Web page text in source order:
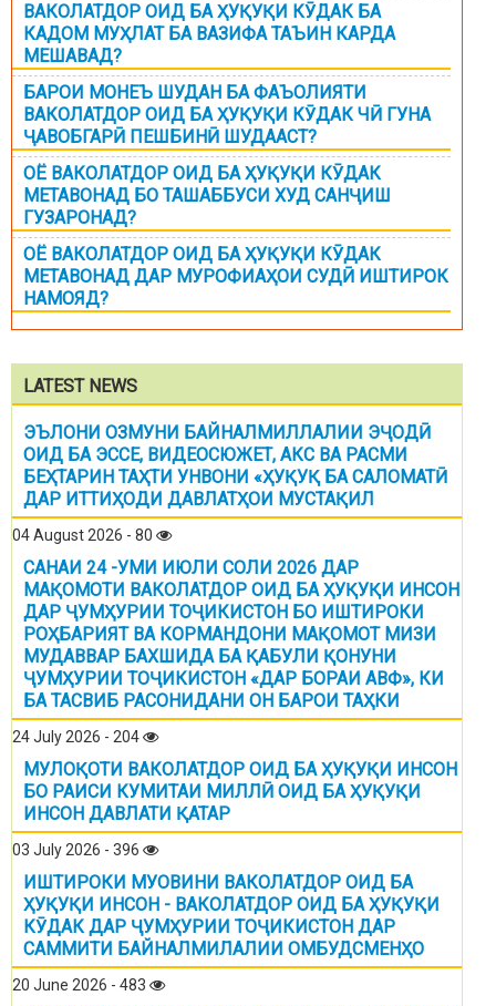
ВАКОЛАТДОР ОИД БА ҲУҚУҚИ КӮДАК БА
КАДОМ МУҲЛАТ БА ВАЗИФА ТАЪИН КАРДА
МЕШАВАД?
БАРОИ МОНЕЪ ШУДАН БА ФАЪОЛИЯТИ
ВАКОЛАТДОР ОИД БА ҲУҚУҚИ КӮДАК ЧӢ ГУНА
ҶАВОБГАРӢ ПЕШБИНӢ ШУДААСТ?
ОЁ ВАКОЛАТДОР ОИД БА ҲУҚУҚИ КӮДАК
МЕТАВОНАД БО ТАШАББУСИ ХУД САНҶИШ
ГУЗАРОНАД?
ОЁ ВАКОЛАТДОР ОИД БА ҲУҚУҚИ КӮДАК
МЕТАВОНАД ДАР МУРОФИАҲОИ СУДӢ ИШТИРОК
НАМОЯД?
LATEST NEWS
ЭЪЛОНИ ОЗМУНИ БАЙНАЛМИЛЛАЛИИ ЭҶОДӢ
ОИД БА ЭССЕ, ВИДЕОСЮЖЕТ, АКС ВА РАСМИ
БЕҲТАРИН ТАҲТИ УНВОНИ «ҲУҚУҚ БА САЛОМАТӢ
ДАР ИТТИҲОДИ ДАВЛАТҲОИ МУСТАҚИЛ
04 August 2026 - 80
САНАИ 24 -УМИ ИЮЛИ СОЛИ 2026 ДАР
МАҚОМОТИ ВАКОЛАТДОР ОИД БА ҲУҚУҚИ ИНСОН
ДАР ҶУМҲУРИИ ТОҶИКИСТОН БО ИШТИРОКИ
РОҲБАРИЯТ ВА КОРМАНДОНИ МАҚОМОТ МИЗИ
МУДАВВАР БАХШИДА БА ҚАБУЛИ ҚОНУНИ
ҶУМҲУРИИ ТОҶИКИСТОН «ДАР БОРАИ АВФ», КИ
БА ТАСВИБ РАСОНИДАНИ ОН БАРОИ ТАҲКИ
24 July 2026 - 204
МУЛОҚОТИ ВАКОЛАТДОР ОИД БА ҲУҚУҚИ ИНСОН
БО РАИСИ КУМИТАИ МИЛЛӢ ОИД БА ҲУҚУҚИ
ИНСОН ДАВЛАТИ ҚАТАР
03 July 2026 - 396
ИШТИРОКИ МУОВИНИ ВАКОЛАТДОР ОИД БА
ҲУҚУҚИ ИНСОН - ВАКОЛАТДОР ОИД БА ҲУҚУҚИ
КӮДАК ДАР ҶУМҲУРИИ ТОҶИКИСТОН ДАР
САММИТИ БАЙНАЛМИЛАЛИИ ОМБУДСМЕНҲО
20 June 2026 - 483